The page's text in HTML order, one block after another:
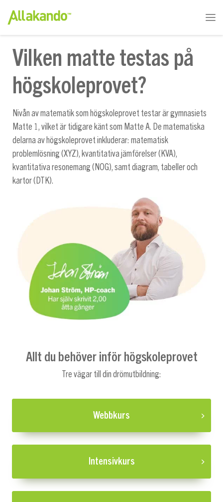
Vilken matte testas på
högskoleprovet?
Nivån av matematik som högskoleprovet testar är gymnasiets
Matte 1, vilket är tidigare känt som Matte A. De matematiska
delarna av högskoleprovet inkluderar: matematisk
problemlösning (XYZ), kvantitativa jämförelser (KVA),
kvantitativa resonemang (NOG), samt diagram, tabeller och
kartor (DTK).
Allt du behöver inför högskoleprovet
Tre vägar till din drömutbildning:
Webbkurs
Intensivkurs